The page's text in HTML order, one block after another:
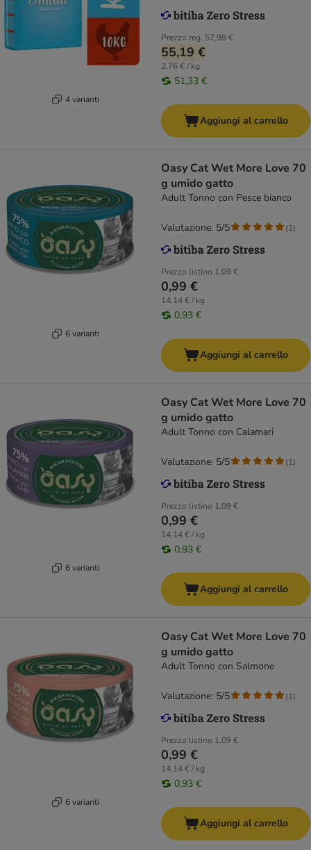
4 varianti
Prezzo reg. 57,98 €
55,19 €
2,76 € / kg
51,33 €
Aggiungi al carrello
6 varianti
Oasy Cat Wet More Love 70
g umido gatto
Adult Tonno con Pesce bianco
Prezzo listino 1,09 €
0,99 €
14,14 € / kg
0,93 €
Valutazione: 5/5 (1)
Aggiungi al carrello
6 varianti
Oasy Cat Wet More Love 70
g umido gatto
Adult Tonno con Calamari
Prezzo listino 1,09 €
0,99 €
14,14 € / kg
0,93 €
Valutazione: 5/5 (1)
Aggiungi al carrello
6 varianti
Oasy Cat Wet More Love 70
g umido gatto
Adult Tonno con Salmone
Prezzo listino 1,09 €
0,99 €
14,14 € / kg
0,93 €
Valutazione: 5/5 (1)
Aggiungi al carrello